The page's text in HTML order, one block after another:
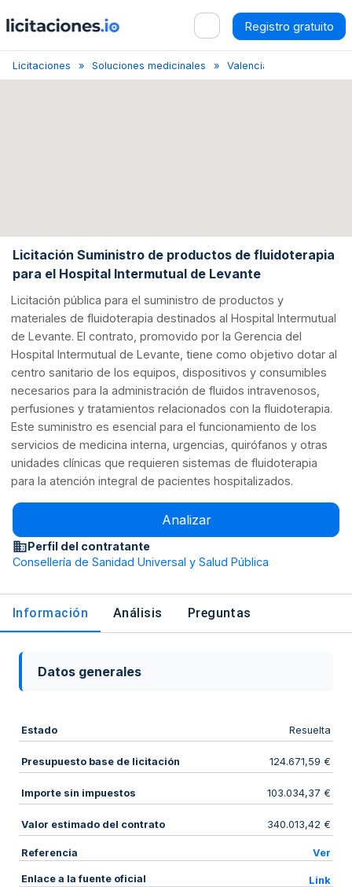
Registro gratuito
Licitaciones Soluciones medicinales Valencia
Licitación Suministro de productos de fluidoterapia
para el Hospital Intermutual de Levante
Licitación pública para el suministro de productos y
materiales de fluidoterapia destinados al Hospital Intermutual
de Levante. El contrato, promovido por la Gerencia del
Hospital Intermutual de Levante, tiene como objetivo dotar al
centro sanitario de los equipos, dispositivos y consumibles
necesarios para la administración de fluidos intravenosos,
perfusiones y tratamientos relacionados con la fluidoterapia.
Este suministro es esencial para el funcionamiento de los
servicios de medicina interna, urgencias, quirófanos y otras
unidades clínicas que requieren sistemas de fluidoterapia
para la atención integral de pacientes hospitalizados.
Analizar
Perfil del contratante
Consellería de Sanidad Universal y Salud Pública
Información Análisis Preguntas
Datos generales
Estado Resuelta
Presupuesto base de licitación 124.671,59 €
Importe sin impuestos 103.034,37 €
Valor estimado del contrato 340.013,42 €
Referencia Ver
Enlace a la fuente oficial Link